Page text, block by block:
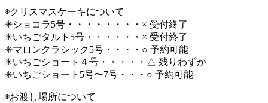
◉クリスマスケーキについて
✳︎ショコラ5号・・・・・・・・× 受付終了
✳︎いちごタルト5号・・・・・・× 受付終了
✳︎マロンクラシック5号・・・・○ 予約可能
✳︎いちごショート４号・・・・・△ 残りわずか
✳︎いちごショート5号〜7号・・・○ 予約可能
◉お渡し場所について